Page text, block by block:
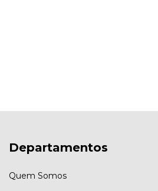
Departamentos
Quem Somos